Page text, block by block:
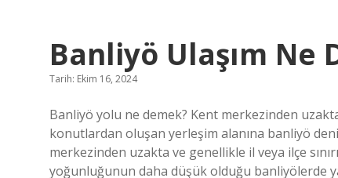
Banliyö Ulaşım Ne
Tarih: Ekim 16, 2024
Banliyö yolu ne demek? Kent merkezinden
konutlardan oluşan yerleşim alanına banliyö
merkezinden uzakta ve genellikle il veya ilçe
yoğunluğunun daha düşük olduğu banliyölerde